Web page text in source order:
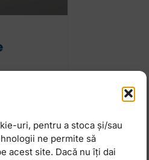
uri, pentru a stoca și/sau
ne permite să
acest site. Dacă nu îți dai
să